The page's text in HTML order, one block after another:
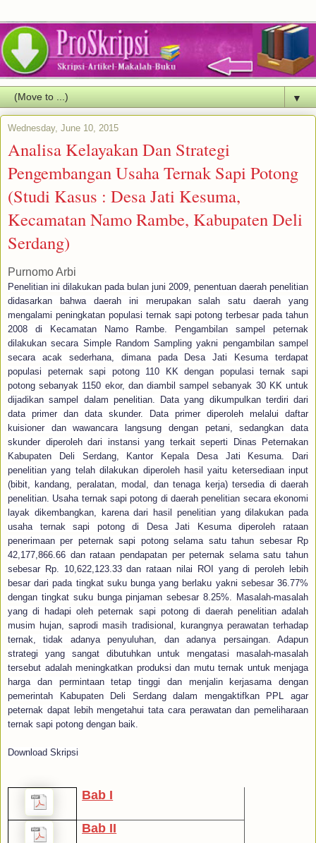
▼
Wednesday, June 10, 2015
Analisa Kelayakan Dan Strategi
Pengembangan Usaha Ternak Sapi Potong
(Studi Kasus : Desa Jati Kesuma,
Kecamatan Namo Rambe, Kabupaten Deli
Serdang)
Purnomo Arbi
Penelitian ini dilakukan pada bulan juni 2009, penentuan daerah penelitian
didasarkan bahwa daerah ini merupakan salah satu daerah yang
mengalami peningkatan populasi ternak sapi potong terbesar pada tahun
2008 di Kecamatan Namo Rambe. Pengambilan sampel peternak
dilakukan secara Simple Random Sampling yakni pengambilan sampel
secara acak sederhana, dimana pada Desa Jati Kesuma terdapat
populasi peternak sapi potong 110 KK dengan populasi ternak sapi
potong sebanyak 1150 ekor, dan diambil sampel sebanyak 30 KK untuk
dijadikan sampel dalam penelitian. Data yang dikumpulkan terdiri dari
data primer dan data skunder. Data primer diperoleh melalui daftar
kuisioner dan wawancara langsung dengan petani, sedangkan data
skunder diperoleh dari instansi yang terkait seperti Dinas Peternakan
Kabupaten Deli Serdang, Kantor Kepala Desa Jati Kesuma. Dari
penelitian yang telah dilakukan diperoleh hasil yaitu ketersediaan input
(bibit, kandang, peralatan, modal, dan tenaga kerja) tersedia di daerah
penelitian. Usaha ternak sapi potong di daerah penelitian secara ekonomi
layak dikembangkan, karena dari hasil penelitian yang dilakukan pada
usaha ternak sapi potong di Desa Jati Kesuma diperoleh rataan
penerimaan per peternak sapi potong selama satu tahun sebesar Rp
42,177,866.66 dan rataan pendapatan per peternak selama satu tahun
sebesar Rp. 10,622,123.33 dan rataan nilai ROI yang di peroleh lebih
besar dari pada tingkat suku bunga yang berlaku yakni sebesar 36.77%
dengan tingkat suku bunga pinjaman sebesar 8.25%. Masalah-masalah
yang di hadapi oleh peternak sapi potong di daerah penelitian adalah
musim hujan, saprodi masih tradisional, kurangnya perawatan terhadap
ternak, tidak adanya penyuluhan, dan adanya persaingan. Adapun
strategi yang sangat dibutuhkan untuk mengatasi masalah-masalah
tersebut adalah meningkatkan produksi dan mutu ternak untuk menjaga
harga dan permintaan tetap tinggi dan menjalin kerjasama dengan
pemerintah Kabupaten Deli Serdang dalam mengaktifkan PPL agar
peternak dapat lebih mengetahui tata cara perawatan dan pemeliharaan
ternak sapi potong dengan baik.
Download Skripsi
Bab I
Bab II